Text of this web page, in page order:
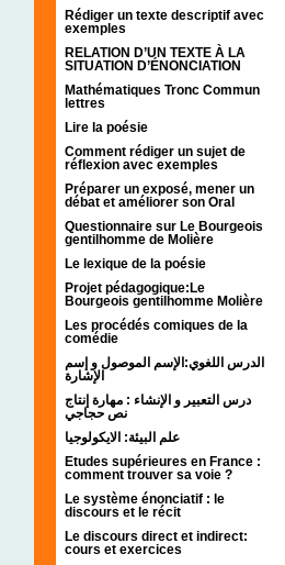
Rédiger un texte descriptif avec
exemples
RELATION D’UN TEXTE À LA
SITUATION D’ÉNONCIATION
Mathématiques Tronc Commun
lettres
Lire la poésie
Comment rédiger un sujet de
réflexion avec exemples
Préparer un exposé, mener un
débat et améliorer son Oral
Questionnaire sur Le Bourgeois
gentilhomme de Molière
Le lexique de la poésie
Projet pédagogique:Le
Bourgeois gentilhomme Molière
Les procédés comiques de la
comédie
الدرس اللغوي:الإسم الموصول و إسم
الإشارة
درس التعبير و الإنشاء : مهارة إنتاج
نص حجاجي
علم البيئة: الايكولوجيا
Etudes supérieures en France :
comment trouver sa voie ?
Le système énonciatif : le
discours et le récit
Le discours direct et indirect:
cours et exercices